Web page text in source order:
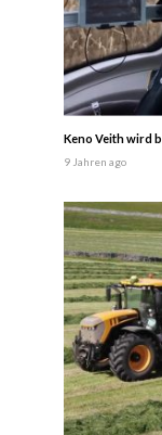
Keno Veith wird
9 Jahren ago